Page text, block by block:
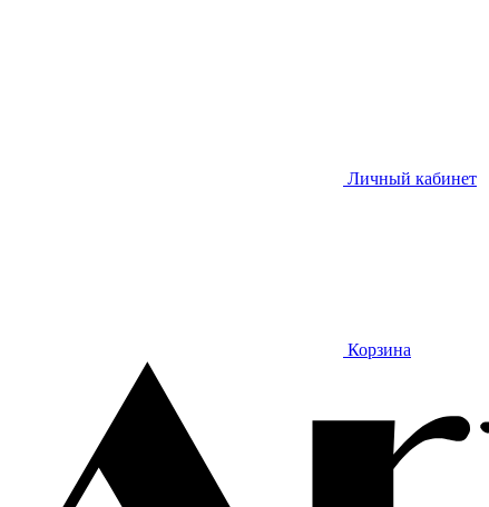
Личный кабинет
Корзина